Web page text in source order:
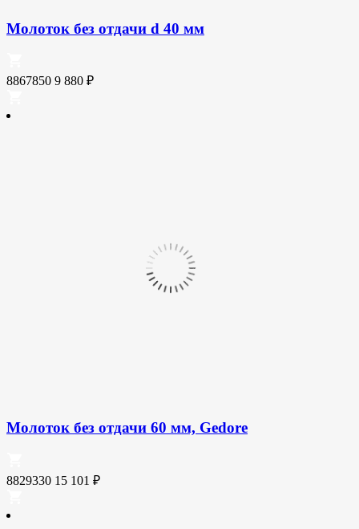
Молоток без отдачи d 40 мм
8867850 9 880 ₽
Молоток без отдачи 60 мм, Gedore
8829330 15 101 ₽